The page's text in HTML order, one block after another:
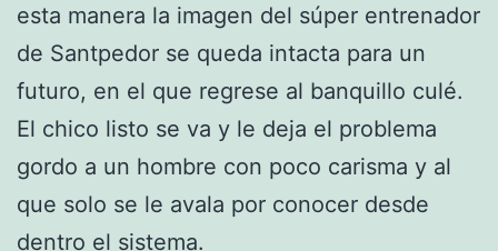
esta manera la imagen del súper entrenador
de Santpedor se queda intacta para un
futuro, en el que regrese al banquillo culé.
El chico listo se va y le deja el problema
gordo a un hombre con poco carisma y al
que solo se le avala por conocer desde
dentro el sistema.